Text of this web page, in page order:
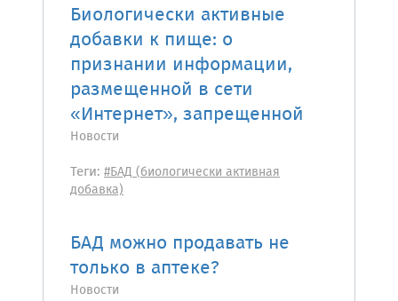
Биологически активные
добавки к пище: о
признании информации,
размещенной в сети
«Интернет», запрещенной
Новости
Теги: #БАД (биологически активная
добавка)
БАД можно продавать не
только в аптеке?
Новости